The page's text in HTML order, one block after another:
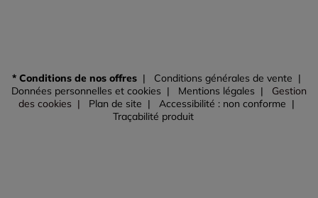
* Conditions de nos offres
Conditions générales de vente
Données personnelles et cookies
Mentions légales
Gestion
des cookies
Plan de site
Accessibilité : non conforme
Traçabilité produit